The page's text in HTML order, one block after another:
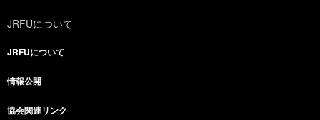
JRFUについて
JRFUについて
情報公開
協会関連リンク